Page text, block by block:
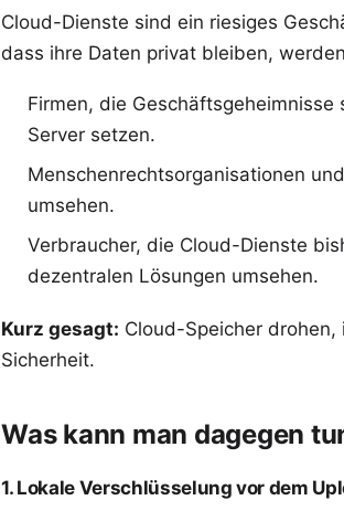
Cloud-Dienste sind ein riesiges
dass ihre Daten privat bleiben,
Firmen, die
Server setzen.
Menschenrechtsorganisationen
umsehen.
Verbraucher, die Cloud-Dienste
dezentralen Lösungen umsehen.
Kurz gesagt: Cloud-Speicher drohen,
Sicherheit.
Was kann man dagegen
1. Lokale Verschlüsselung vor dem